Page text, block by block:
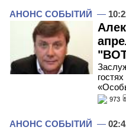
АНОНС СОБЫТИЙ —
973
АНОНС СОБЫТИЙ —